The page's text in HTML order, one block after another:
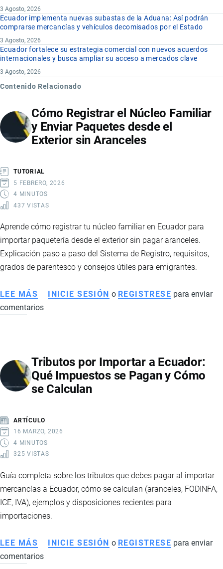
3 Agosto, 2026
Ecuador implementa nuevas subastas de la Aduana: Así podrán
comprarse mercancías y vehículos decomisados por el Estado
3 Agosto, 2026
Ecuador fortalece su estrategia comercial con nuevos acuerdos
internacionales y busca ampliar su acceso a mercados clave
3 Agosto, 2026
Contenido Relacionado
Cómo Registrar el Núcleo Familiar
y Enviar Paquetes desde el
Exterior sin Aranceles
TUTORIAL
5 FEBRERO, 2026
4 MINUTOS
437 VISTAS
Aprende cómo registrar tu núcleo familiar en Ecuador para
importar paquetería desde el exterior sin pagar aranceles.
Explicación paso a paso del Sistema de Registro, requisitos,
grados de parentesco y consejos útiles para emigrantes.
LEE MÁS SOBRE
CÓMO
FAMILIAR
Y
ENVIAR
EL
EXTERIOR
SIN
INICIE SESIÓN o REGISTRESE para enviar
comentarios
Tributos por Importar a Ecuador:
Qué Impuestos se Pagan y Cómo
se Calculan
ARTÍCULO
16 MARZO, 2026
4 MINUTOS
325 VISTAS
Guía completa sobre los tributos que debes pagar al importar
mercancías a Ecuador, cómo se calculan (aranceles, FODINFA,
ICE, IVA), ejemplos y disposiciones recientes para
importaciones.
LEE MÁS SOBRE
TRIBUTOS
INICIE SESIÓN o REGISTRESE para enviar
comentarios